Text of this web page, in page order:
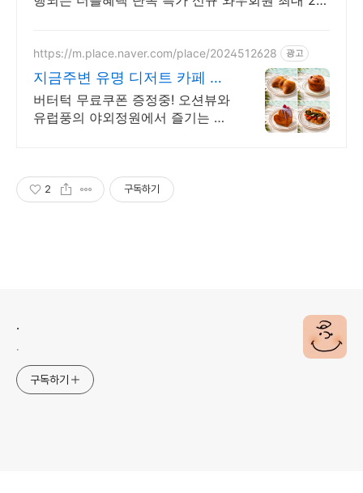
https://m.place.naver.com/place/2024512628 광고
지금주변 유명 디저트 카페 리
뷰인증된 핫플!별점4.83
버터턱 무료쿠폰 증정중! 오션뷰와
유럽풍의 야외정원에서 즐기는 디
2 구독하기
.
.
구독하기